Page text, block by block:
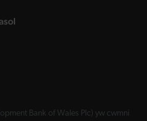
Bank of Wales Plc) yw cwmni